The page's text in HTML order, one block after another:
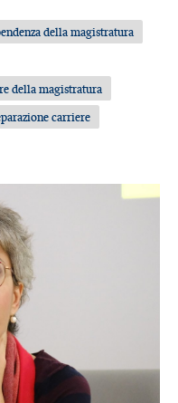
della magistratura
della magistratura
carriere